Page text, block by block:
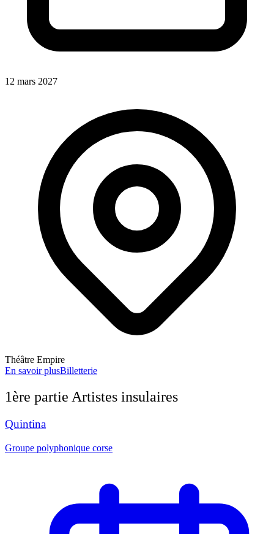
12 mars 2027
Théâtre Empire
En savoir plusBilletterie
1ère partie Artistes insulaires
Quintina
Groupe polyphonique corse